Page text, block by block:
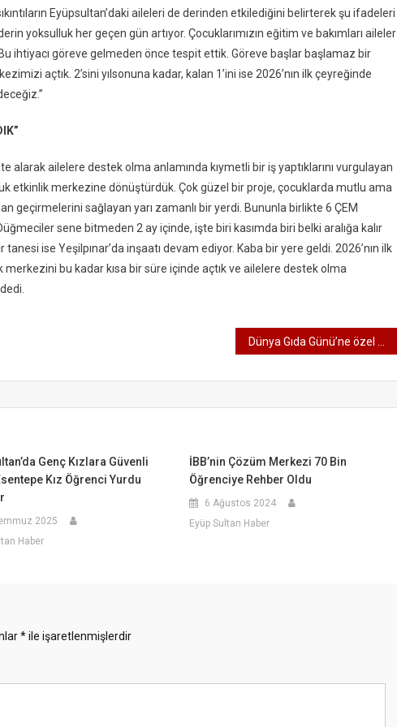
Eyüpsultan’daki aileleri de derinden etkilediğini belirterek şu ifadeleri
yoksulluk her geçen gün artıyor. Çocuklarımızın eğitim ve bakımları aileler
ihtiyacı göreve gelmeden önce tespit ettik. Göreve başlar başlamaz bir
açtık. 2’sini yılsonuna kadar, kalan 1’ini ise 2026’nın ilk çeyreğinde
alarak ailelere destek olma anlamında kıymetli bir iş yaptıklarını vurgulayan
etkinlik merkezine dönüştürdük. Çok güzel bir proje, çocuklarda mutlu ama
geçirmelerini sağlayan yarı zamanlı bir yerdi. Bununla birlikte 6 ÇEM
sene bitmeden 2 ay içinde, işte biri kasımda biri belki aralığa kalır
ise Yeşilpınar’da inşaatı devam ediyor. Kaba bir yere geldi. 2026’nın ilk
bu kadar kısa bir süre içinde açtık ve ailelere destek olma
Genç Kızlara Güvenli
Kız Öğrenci Yurdu
2025
Haber
İBB’nin Çözüm Merkezi 70 Bin
Öğrenciye Rehber Oldu
6 Ağustos 2024
Eyüp Sultan Haber
*ile işaretlenmişlerdir